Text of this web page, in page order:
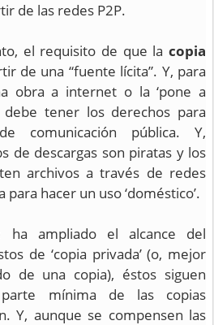
de las redes P2P.
el requisito de que la copia
de una “fuente lícita”. Y, para
obra a internet o la ‘pone a
debe tener los derechos para
comunicación pública. Y,
de descargas son piratas y los
archivos a través de redes
para hacer un uso ‘doméstico’.
ha ampliado el alcance del
de ‘copia privada’ (o, mejor
de una copia), éstos siguen
mínima de las copias
Y, aunque se compensen las